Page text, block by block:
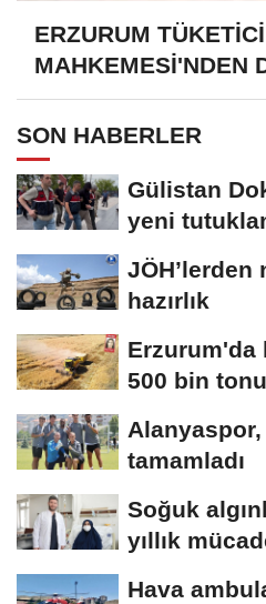
ERZURUM TÜKETİCİ
MAHKEMESİ'NDEN
SON HABERLER
Gülistan
yeni
JÖH’lerden
hazırlık
Erzurum'da
500 bin
Alanyaspor,
tamamladı
Soğuk
yıllık
Hava